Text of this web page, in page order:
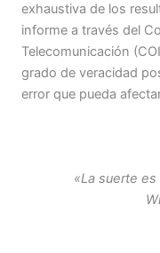
exhaustiva de los
informe a través del
Telecomunicación
grado de veracidad
error que pueda
«La suerte